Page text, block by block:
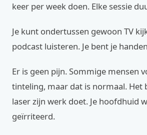
keer per week doen. Elke sessie
Je kunt ondertussen gewoon TV
podcast luisteren. Je bent je
Er is geen pijn. Sommige mensen
tinteling, maar dat is normaal. Het
laser zijn werk doet. Je hoofdhuid
geïrriteerd.